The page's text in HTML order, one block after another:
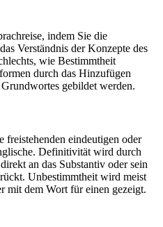
indem Sie die
Verständnis der Konzepte des
wie Bestimmtheit
durch das Hinzufügen
gebildet werden.
freistehenden eindeutigen oder
Definitivität wird durch
an das Substantiv oder sein
Unbestimmtheit wird meist
mit dem Wort für einen gezeigt.